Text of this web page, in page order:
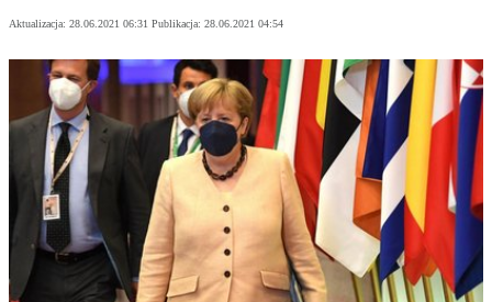
Aktualizacja: 28.06.2021 06:31 Publikacja: 28.06.2021 04:54